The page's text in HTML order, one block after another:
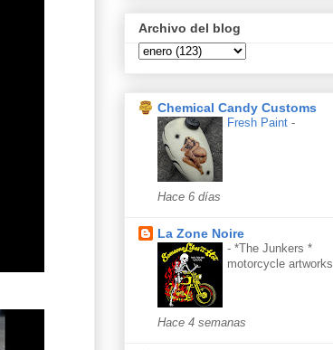
Archivo del blog
Chemical Candy Customs
Fresh Paint -
Hace 6 días
La Zone Noire
- *The Junkers *
motorcycle artworks
Hace 4 semanas